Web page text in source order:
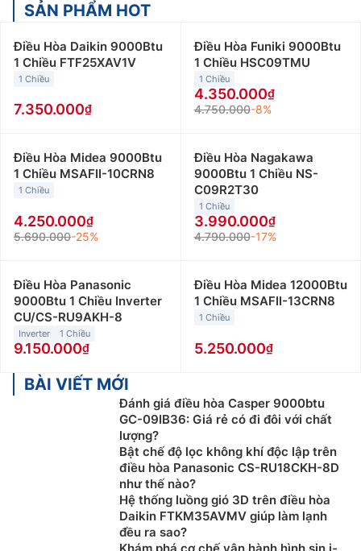
SẢN PHẨM HOT
Điều Hòa Daikin 9000Btu
1 Chiều FTF25XAV1V
1 Chiều
7.350.000
Điều Hòa Funiki 9000Btu
1 Chiều HSC09TMU
1 Chiều
4.350.000
4.750.000-8%
Điều Hòa Midea 9000Btu
1 Chiều MSAFII-10CRN8
1 Chiều
4.250.000
5.690.000-25%
Điều Hòa Nagakawa
9000Btu 1 Chiều NS-
C09R2T30
1 Chiều
3.990.000
4.790.000-17%
Điều Hòa Panasonic
9000Btu 1 Chiều Inverter
CU/CS-RU9AKH-8
Inverter 1 Chiều
9.150.000
Điều Hòa Midea 12000Btu
1 Chiều MSAFII-13CRN8
1 Chiều
5.250.000
BÀI VIẾT MỚI
Đánh giá điều hòa Casper 9000btu
GC-09IB36: Giá rẻ có đi đôi với chất
lượng?
Bật chế độ lọc không khí độc lập trên
điều hòa Panasonic CS-RU18CKH-8D
như thế nào?
Hệ thống luồng gió 3D trên điều hòa
Daikin FTKM35AVMV giúp làm lạnh
đều ra sao?